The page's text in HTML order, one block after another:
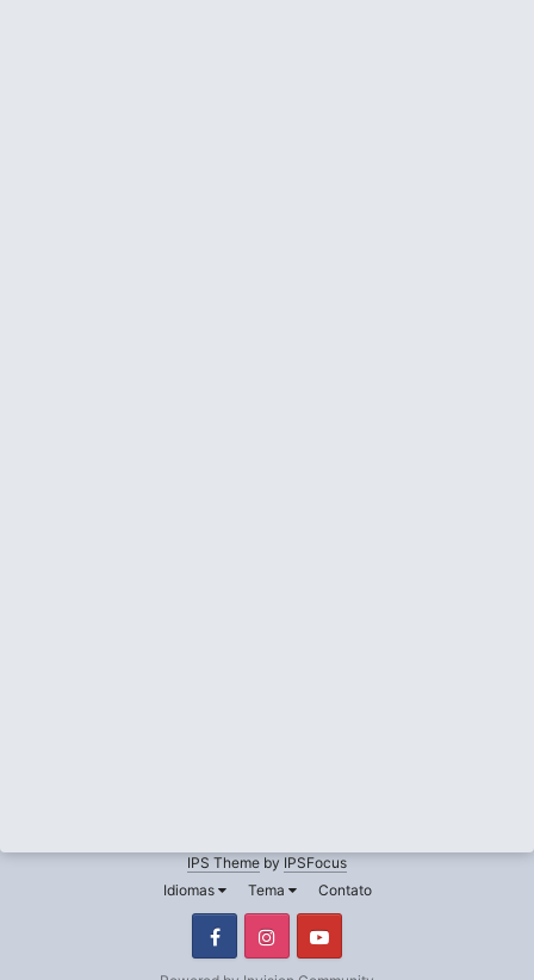
IPS Theme by IPSFocus
Idiomas
Tema Contato
FacebookInstagram